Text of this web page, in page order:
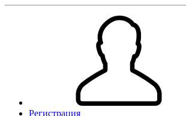
Регистрация